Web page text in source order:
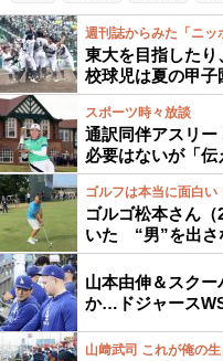
週刊誌からみた「ニッ
東大を目指した
校球児は夏の甲
スポーツ時々放談
通訳同伴アスリ
必要はないが「
ゴルフは本当に面白い
ゴルゴ松本さん
いた “男”を出さ
山本由伸＆スク
か…ドジャース
山﨑武司 これが俺の